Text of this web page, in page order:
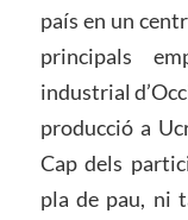
país en un
principals
industrial
producció a
Cap dels
pla de pau, ni